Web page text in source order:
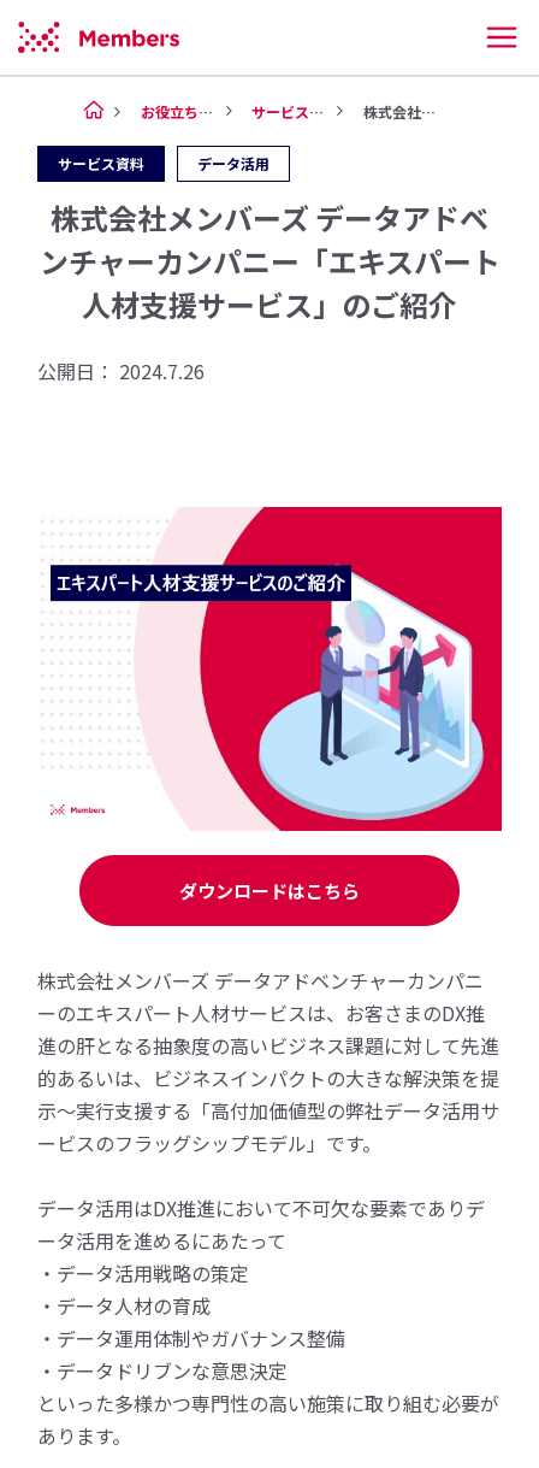
お役立ち情報 サービス資料 株式会社メンバーズ データアド...
サービス資料 データ活用
株式会社メンバーズ データアドベ
ンチャーカンパニー「エキスパート
人材支援サービス」のご紹介
公開日： 2024.7.26
ダウンロードはこちら
株式会社メンバーズ データアドベンチャーカンパニ
ーのエキスパート人材サービスは、お客さまのDX推
進の肝となる抽象度の高いビジネス課題に対して先進
的あるいは、ビジネスインパクトの大きな解決策を提
示～実行支援する「高付加価値型の弊社データ活用サ
ービスのフラッグシップモデル」です。
データ活用はDX推進において不可欠な要素でありデ
ータ活用を進めるにあたって
・データ活用戦略の策定
・データ人材の育成
・データ運用体制やガバナンス整備
・データドリブンな意思決定
といった多様かつ専門性の高い施策に取り組む必要が
あります。